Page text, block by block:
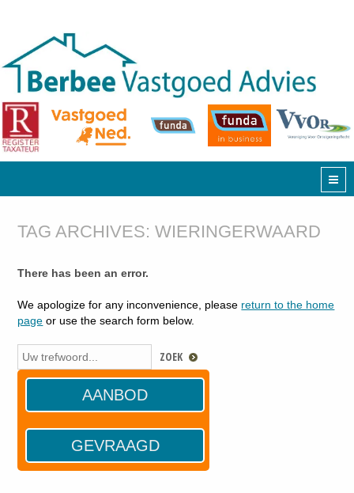
TAG ARCHIVES:WIERINGERWAARD
There has been an error.
We apologize for any inconvenience, please return to the home
page or use the search form below.
AANBOD
GEVRAAGD